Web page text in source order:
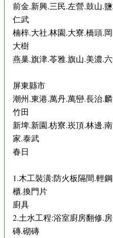
前金.新興.三民.左營.鼓山.
仁武
楠梓.大社.林園.大寮.橋頭.
大樹
燕巢.旗津.苓雅.旗山.美濃.
屏東縣市
潮州.東港.萬丹.萬巒.長治.
竹田
新埤.新園.枋寮.崁頂.林邊.
家.泰武
春日
1.木工裝潢:防火板隔間.輕
櫃.換門片
廚具
2.土水工程:浴室廚房翻修.
磚.砌磚